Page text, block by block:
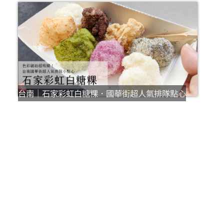
台南｜石家彩虹白糖粿．國華街超人氣排隊點心